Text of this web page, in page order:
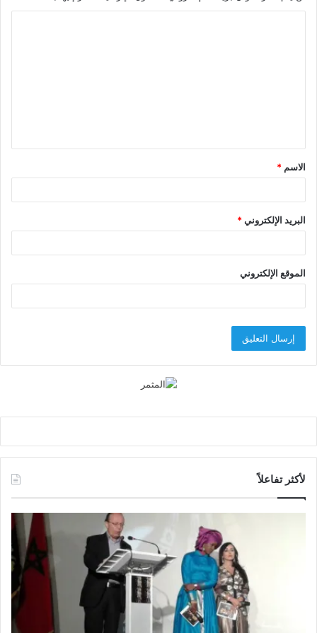
ق
*
الاسم *
البريد الإلكتروني*
الموقع الإلكتروني
لأكثر تفاعلاً